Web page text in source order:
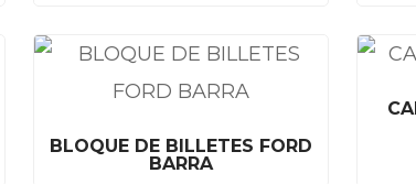
BLOQUE DE BILLETES FORD
BARRA